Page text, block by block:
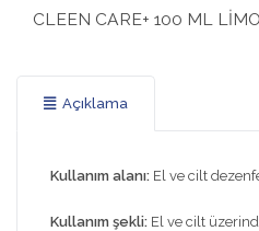
CLEEN CARE+ 100 ML
Açıklama
Kullanım alanı: El ve cilt
Kullanım şekli: El ve cilt